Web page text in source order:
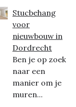
Stucbehang
voor
nieuwbouw in
Dordrecht
Ben je op zoek
naar een
manier om je
muren...